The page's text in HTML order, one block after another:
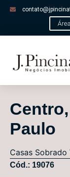
Paulo
Casas Sobrado
Cód.: 19076